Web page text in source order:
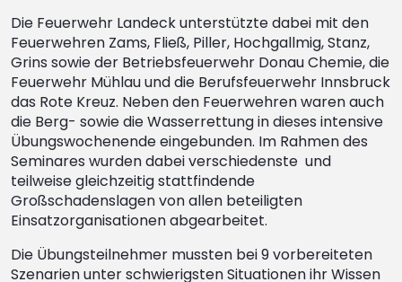
Die Feuerwehr Landeck unterstützte dabei mit den
Feuerwehren Zams, Fließ, Piller, Hochgallmig, Stanz,
Grins sowie der Betriebsfeuerwehr Donau Chemie, die
Feuerwehr Mühlau und die Berufsfeuerwehr Innsbruck
das Rote Kreuz. Neben den Feuerwehren waren auch
die Berg- sowie die Wasserrettung in dieses intensive
Übungswochenende eingebunden. Im Rahmen des
Seminares wurden dabei verschiedenste und
teilweise gleichzeitig stattfindende
Großschadenslagen von allen beteiligten
Einsatzorganisationen abgearbeitet.
Die Übungsteilnehmer mussten bei 9 vorbereiteten
Szenarien unter schwierigsten Situationen ihr Wissen